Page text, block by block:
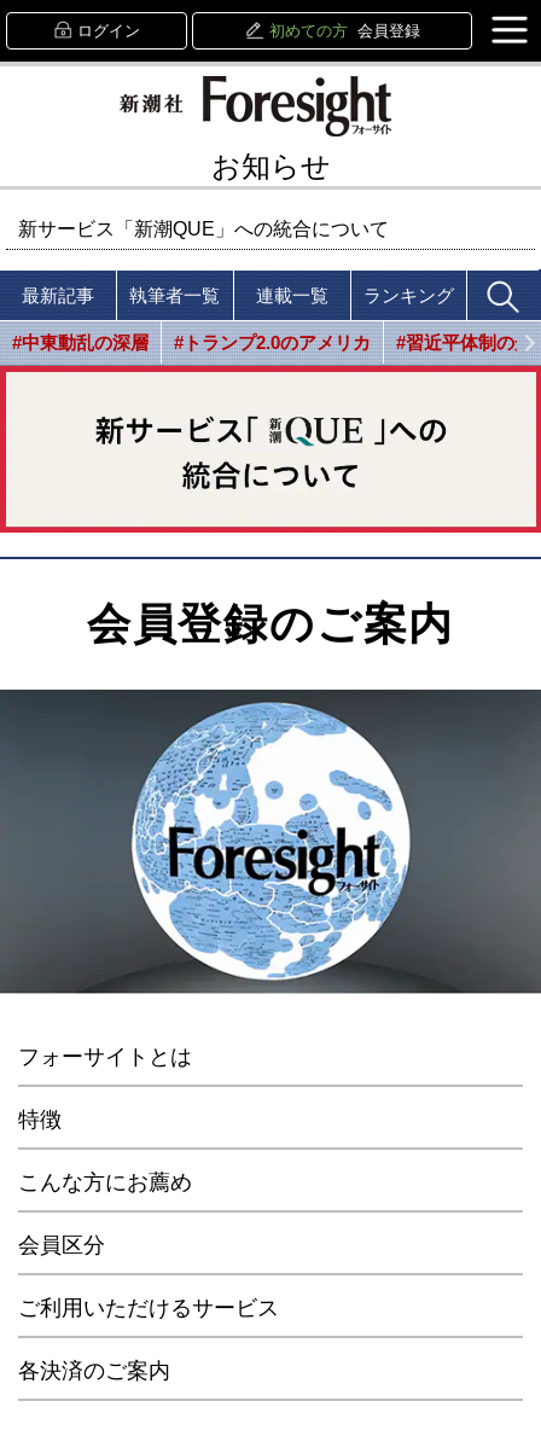
ログイン 初めての方 会員登録
お知らせ
新サービス「新潮QUE」への統合について
最新記事 執筆者一覧 連載一覧 ランキング
#中東動乱の深層 #トランプ2.0のアメリカ #習近平体制の光
会員登録のご案内
フォーサイトとは
特徴
こんな方にお薦め
会員区分
ご利用いただけるサービス
各決済のご案内